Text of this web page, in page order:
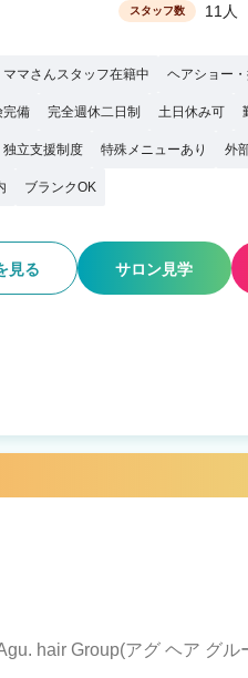
スタッフ数 11人
ママさんスタッフ在籍中 ヘアショー
完備 完全週休二日制 土日休み可
独立支援制度 特殊メニューあり 外
ブランクOK
見る サロン見学
hair Group(アグ ヘア グル